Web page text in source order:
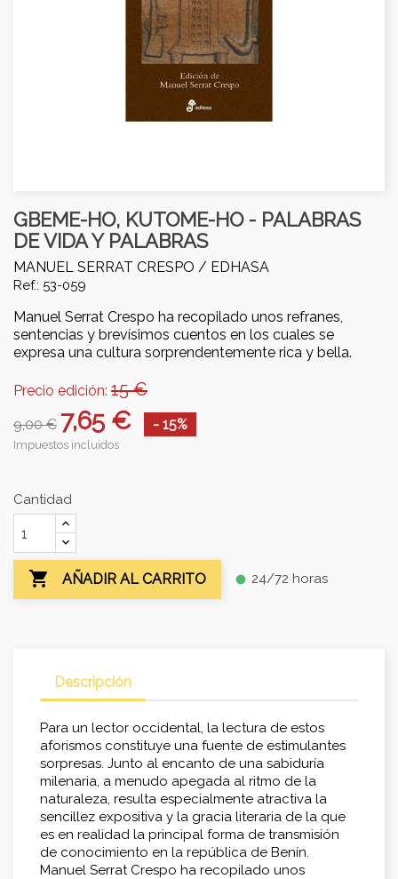
GBEME-HO, KUTOME-HO - PALABRAS
DE VIDA Y PALABRAS
MANUEL SERRAT CRESPO / EDHASA
Ref.: 53-059
Manuel Serrat Crespo ha recopilado unos refranes,
sentencias y brevísimos cuentos en los cuales se
expresa una cultura sorprendentemente rica y bella.
Precio edición: 15 €
9,00 € 7,65 € - 15%
Impuestos incluidos
Cantidad
 AÑADIR AL CARRITO fiber_manual_record 24/72 horas
Descripción
Para un lector occidental, la lectura de estos
aforismos constituye una fuente de estimulantes
sorpresas. Junto al encanto de una sabiduría
milenaria, a menudo apegada al ritmo de la
naturaleza, resulta especialmente atractiva la
sencillez expositiva y la gracia literaria de la que
es en realidad la principal forma de transmisión
de conocimiento en la república de Benín.
Manuel Serrat Crespo ha recopilado unos